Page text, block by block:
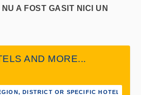
A FOST GASIT NICI UN
AND MORE...